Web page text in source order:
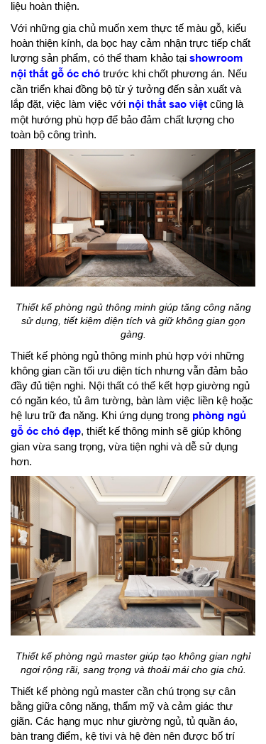
liệu hoàn thiện.
Với những gia chủ muốn xem thực tế màu gỗ, kiểu
hoàn thiện kính, da bọc hay cảm nhận trực tiếp chất
lượng sản phẩm, có thể tham khảo tại showroom
nội thất gỗ óc chó trước khi chốt phương án. Nếu
cần triển khai đồng bộ từ ý tưởng đến sản xuất và
lắp đặt, việc làm việc với nội thất sao việt cũng là
một hướng phù hợp để bảo đảm chất lượng cho
toàn bộ công trình.
Thiết kế phòng ngủ thông minh giúp tăng công năng
sử dụng, tiết kiệm diện tích và giữ không gian gọn
gàng.
Thiết kế phòng ngủ thông minh phù hợp với những
không gian cần tối ưu diện tích nhưng vẫn đảm bảo
đầy đủ tiện nghi. Nội thất có thể kết hợp giường ngủ
có ngăn kéo, tủ âm tường, bàn làm việc liền kệ hoặc
hệ lưu trữ đa năng. Khi ứng dụng trong phòng ngủ
gỗ óc chó đẹp, thiết kế thông minh sẽ giúp không
gian vừa sang trọng, vừa tiện nghi và dễ sử dụng
hơn.
Thiết kế phòng ngủ master giúp tạo không gian nghỉ
ngơi rộng rãi, sang trọng và thoải mái cho gia chủ.
Thiết kế phòng ngủ master cần chú trọng sự cân
bằng giữa công năng, thẩm mỹ và cảm giác thư
giãn. Các hạng mục như giường ngủ, tủ quần áo,
bàn trang điểm, kệ tivi và hệ đèn nên được bố trí